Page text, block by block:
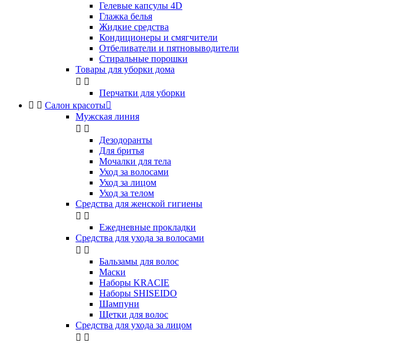
Гелевые капсулы 4D
Глажка белья
Жидкие средства
Кондиционеры и смягчители
Отбеливатели и пятновыводители
Стиральные порошки
Товары для уборки дома
 
Перчатки для уборки
  Салон красоты
Мужская линия
 
Дезодоранты
Для бритья
Мочалки для тела
Уход за волосами
Уход за лицом
Уход за телом
Средства для женской гигиены
 
Ежедневные прокладки
Средства для ухода за волосами
 
Бальзамы для волос
Маски
Наборы KRACIE
Наборы SHISEIDO
Шампуни
Щетки для волос
Средства для ухода за лицом
 